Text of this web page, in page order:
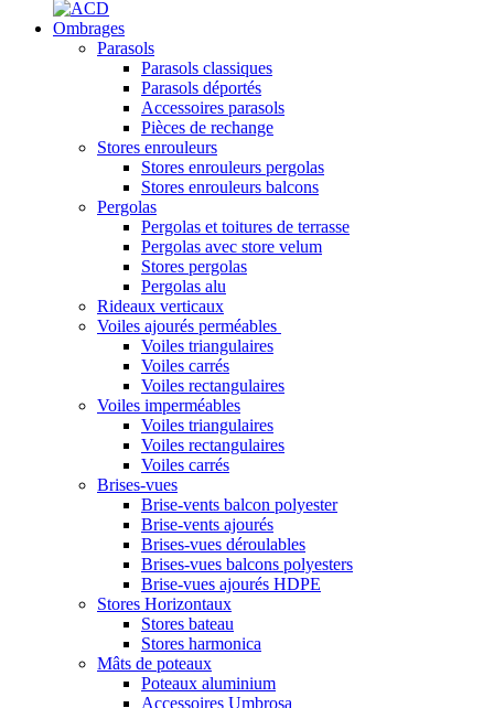
Ombrages
Parasols
Parasols classiques
Parasols déportés
Accessoires parasols
Pièces de rechange
Stores enrouleurs
Stores enrouleurs pergolas
Stores enrouleurs balcons
Pergolas
Pergolas et toitures de terrasse
Pergolas avec store velum
Stores pergolas
Pergolas alu
Rideaux verticaux
Voiles ajourés perméables
Voiles triangulaires
Voiles carrés
Voiles rectangulaires
Voiles imperméables
Voiles triangulaires
Voiles rectangulaires
Voiles carrés
Brises-vues
Brise-vents balcon polyester
Brise-vents ajourés
Brises-vues déroulables
Brises-vues balcons polyesters
Brise-vues ajourés HDPE
Stores Horizontaux
Stores bateau
Stores harmonica
Mâts de poteaux
Poteaux aluminium
Accessoires Umbrosa